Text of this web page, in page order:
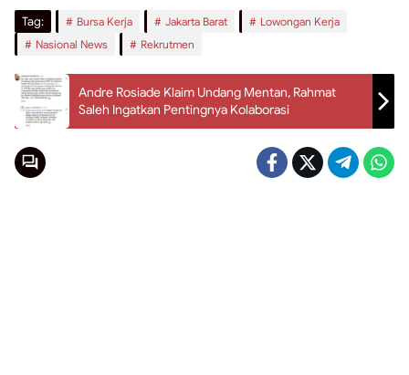
Tag: Bursa Kerja Jakarta Barat
Lowongan Kerja
Nasional News
Rekrutmen
Andre Rosiade Klaim Undang Mentan, Rahmat
Saleh Ingatkan Pentingnya Kolaborasi